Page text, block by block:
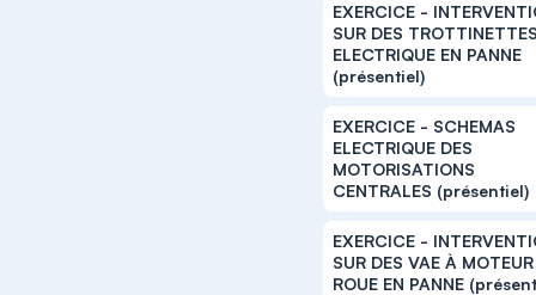
EXERCICE -
SUR DES
ELECTRIQUE EN PANNE
(présentiel)
EXERCICE - SCHEMAS
ELECTRIQUE DES
MOTORISATIONS
CENTRALES (présentiel)
EXERCICE -
SUR DES VAE À MOTEUR
ROUE EN PANNE